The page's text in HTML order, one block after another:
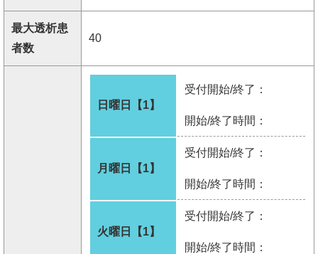
最大透析患
者数
40
日曜日【1】
受付開始/終了：
開始/終了時間：
月曜日【1】
受付開始/終了：
開始/終了時間：
火曜日【1】
受付開始/終了：
開始/終了時間：